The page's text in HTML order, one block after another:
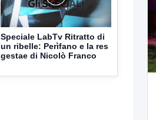
Speciale LabTv Ritratto di
un ribelle: Perìfano e la res
gestae di Nicolò Franco